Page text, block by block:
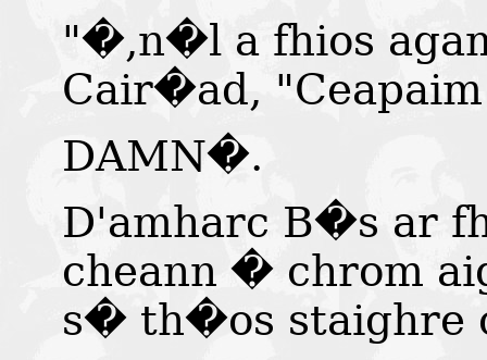
"�,n�l a fhios
Cair�ad,
DAMN�.
D'amharc B�s ar
cheann � chrom
s� th�os staighre